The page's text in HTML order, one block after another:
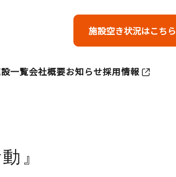
施設空き状況はこちら
一覧会社概要お知らせ採用情報
』